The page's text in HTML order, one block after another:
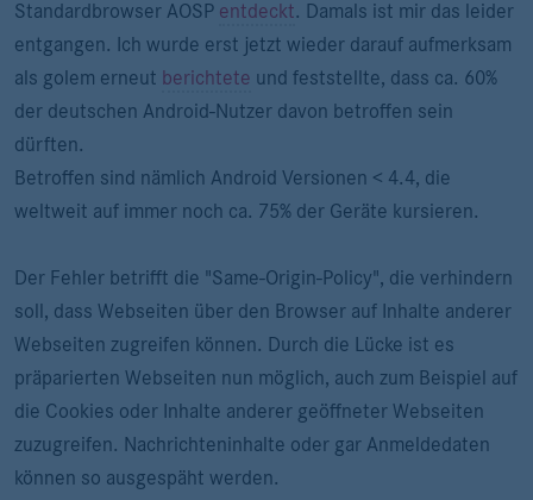
Standardbrowser AOSP entdeckt. Damals ist mir das leider
entgangen. Ich wurde erst jetzt wieder darauf aufmerksam
als golem erneut berichtete und feststellte, dass ca. 60%
der deutschen Android-Nutzer davon betroffen sein
dürften.
Betroffen sind nämlich Android Versionen < 4.4, die
weltweit auf immer noch ca. 75% der Geräte kursieren.
Der Fehler betrifft die "Same-Origin-Policy", die verhindern
soll, dass Webseiten über den Browser auf Inhalte anderer
Webseiten zugreifen können. Durch die Lücke ist es
präparierten Webseiten nun möglich, auch zum Beispiel auf
die Cookies oder Inhalte anderer geöffneter Webseiten
zuzugreifen. Nachrichteninhalte oder gar Anmeldedaten
können so ausgespäht werden.